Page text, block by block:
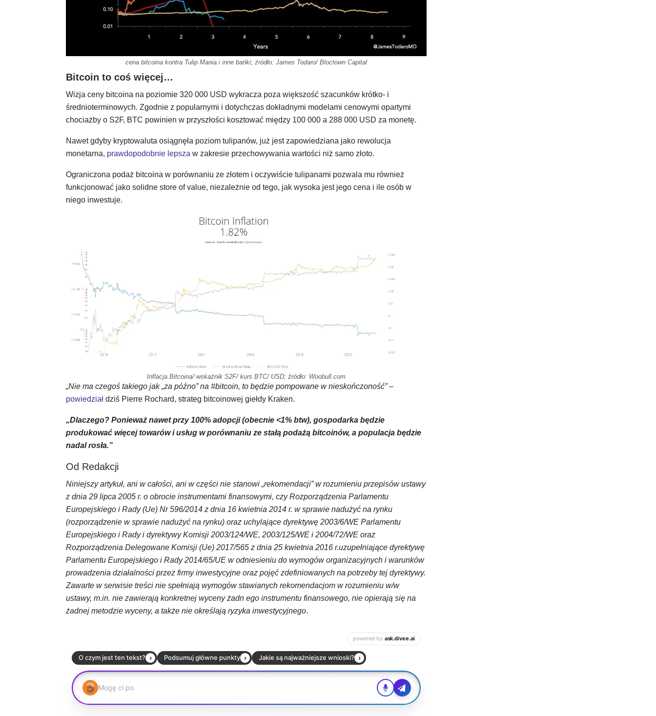
cena bitcoina kontra Tulip Mania i inne bańki; źródło: James Todaro/ Bloctown Capital
Bitcoin to coś więcej…
Wizja ceny bitcoina na poziomie 320 000 USD wykracza poza większość szacunków krótko- i
średnioterminowych. Zgodnie z popularnymi i dotychczas dokładnymi modelami cenowymi opartymi
chociażby o S2F, BTC powinien w przyszłości kosztować między 100 000 a 288 000 USD za monetę.
Nawet gdyby kryptowaluta osiągnęła poziom tulipanów, już jest zapowiedziana jako rewolucja
monetarna, prawdopodobnie lepsza w zakresie przechowywania wartości niż samo złoto.
Ograniczona podaż bitcoina w porównaniu ze złotem i oczywiście tulipanami pozwala mu również
funkcjonować jako solidne store of value, niezależnie od tego, jak wysoka jest jego cena i ile osób w
niego inwestuje.
Inflacja Bitcoina/ wskaźnik S2F/ kurs BTC/ USD; źródło: Woobull.com
„Nie ma czegoś takiego jak „za późno” na #bitcoin, to będzie pompowane w nieskończoność”–
powiedziałdziś Pierre Rochard, strateg bitcoinowej giełdy Kraken.
„Dlaczego? Ponieważ nawet przy 100% adopcji (obecnie <1% btw), gospodarka będzie
produkować więcej towarów i usług w porównaniu ze stałą podażą bitcoinów, a populacja będzie
nadal rosła.”
Od Redakcji
Niniejszy artykuł, ani w całości, ani w części nie stanowi „rekomendacji” w rozumieniu przepisów ustawy
z dnia 29 lipca 2005 r. o obrocie instrumentami finansowymi, czy Rozporządzenia Parlamentu
Europejskiego i Rady (Ue) Nr 596/2014 z dnia 16 kwietnia 2014 r. w sprawie nadużyć na rynku
(rozporządzenie w sprawie nadużyć na rynku) oraz uchylające dyrektywę 2003/6/WE Parlamentu
Europejskiego i Rady i dyrektywy Komisji 2003/124/WE, 2003/125/WE i 2004/72/WE oraz
Rozporządzenia Delegowane Komisji (Ue) 2017/565 z dnia 25 kwietnia 2016 r.uzupełniające dyrektywę
Parlamentu Europejskiego i Rady 2014/65/UE w odniesieniu do wymogów organizacyjnych i warunków
prowadzenia działalności przez firmy inwestycyjne oraz pojęć zdefiniowanych na potrzeby tej dyrektywy.
Zawarte w serwisie treści nie spełniają wymogów stawianych rekomendacjom w rozumieniu w/w
ustawy, m.in. nie zawierają konkretnej wyceny żadn ego instrumentu finansowego, nie opierają się na
żadnej metodzie wyceny, a także nie określają ryzyka inwestycyjnego.